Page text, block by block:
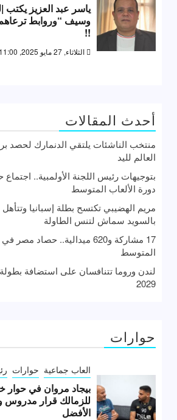
ياسر عبد العزيز يكتب
وسيف “وروابط
!!
الثلاثاء, 27 مايو 2025, 11:00 م
أحدث المقالات
منتخب الناشئات يلتقي الدنمارك لحصد
العالم لليد
بتوجيهات رئيس اللجنة الأولمبية..
دورة الألعاب المتوسط
مريم الهضيبي تكتسح بطلة إسبانيا وتتأهل
بالسويد سماش لتنس الطاولة
17 مشاركة و620 ميدالية.. حصاد
المتوسط
لندن وروما تتنافسان على استضافة بطولة
2029
حوارات
العاب جماعية حوارات
بيجاد مروان في
للزمالك قرار مدروس
الأفضل